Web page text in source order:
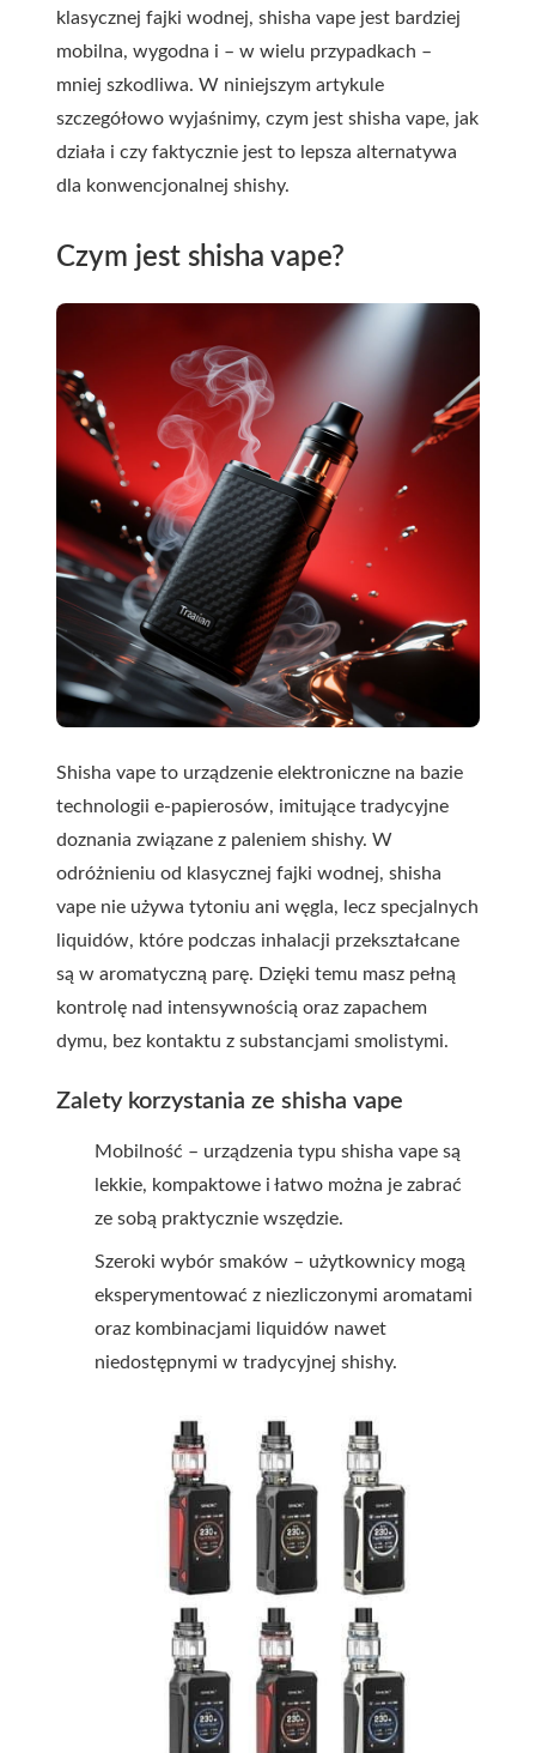
klasycznej fajki wodnej, shisha vape jest bardziej
mobilna, wygodna i – w wielu przypadkach –
mniej szkodliwa. W niniejszym artykule
szczegółowo wyjaśnimy, czym jest shisha vape, jak
działa i czy faktycznie jest to lepsza alternatywa
dla konwencjonalnej shishy.
Czym jest shisha vape?
Shisha vape to urządzenie elektroniczne na bazie
technologii e-papierosów, imitujące tradycyjne
doznania związane z paleniem shishy. W
odróżnieniu od klasycznej fajki wodnej, shisha
vape nie używa tytoniu ani węgla, lecz specjalnych
liquidów, które podczas inhalacji przekształcane
są w aromatyczną parę. Dzięki temu masz pełną
kontrolę nad intensywnością oraz zapachem
dymu, bez kontaktu z substancjami smolistymi.
Zalety korzystania ze shisha vape
Mobilność – urządzenia typu shisha vape są
lekkie, kompaktowe i łatwo można je zabrać
ze sobą praktycznie wszędzie.
Szeroki wybór smaków – użytkownicy mogą
eksperymentować z niezliczonymi aromatami
oraz kombinacjami liquidów nawet
niedostępnymi w tradycyjnej shishy.